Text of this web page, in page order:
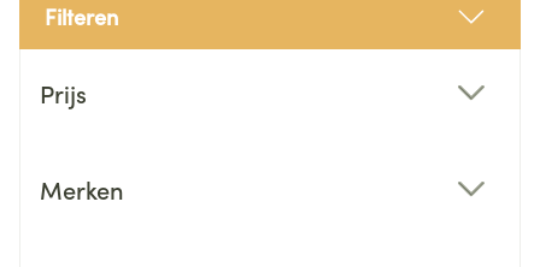
Filteren
Prijs
Merken